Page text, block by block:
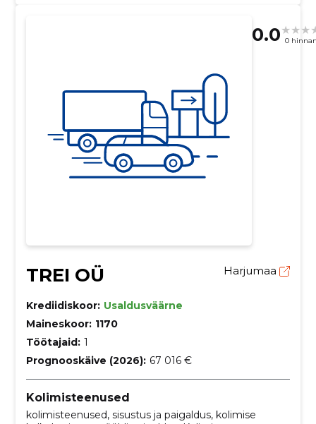
0.0 0
TREI OÜ Harjumaa
Krediidiskoor: Usaldusväärne
Maineskoor: 1170
Töötajaid: 1
Prognooskäive (2026): 67 016 €
Kolimisteenused
kolimisteenused, sisustus ja paigaldus, kolimise